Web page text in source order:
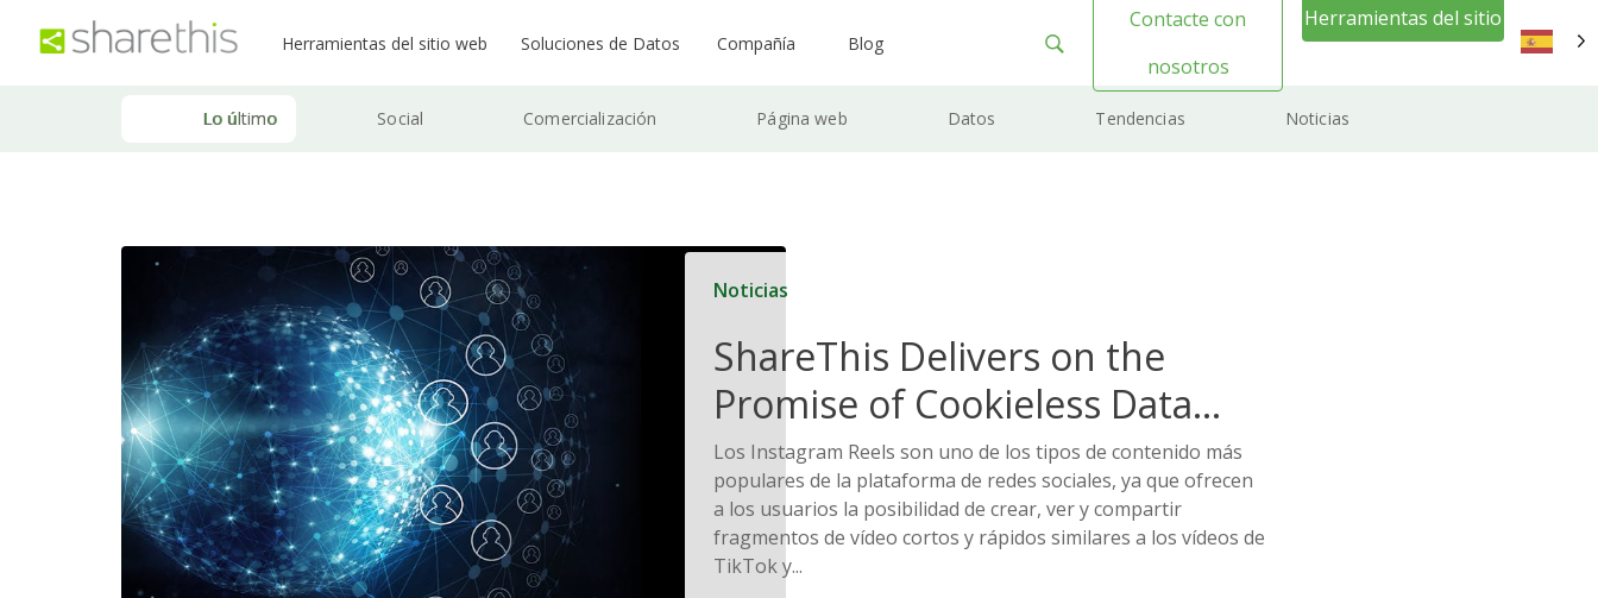
Herramientas del sitio web Soluciones de Datos Compañía Blog
Contacte con
nosotros
Herramientas del sitio
Lo último Social Comercialización Página web Datos Tendencias Noticias
Noticias
ShareThis Delivers on the
Promise of Cookieless Data
Solutions
Los Instagram Reels son uno de los tipos de contenido más
populares de la plataforma de redes sociales, ya que ofrecen
a los usuarios la posibilidad de crear, ver y compartir
fragmentos de vídeo cortos y rápidos similares a los vídeos de
TikTok y...